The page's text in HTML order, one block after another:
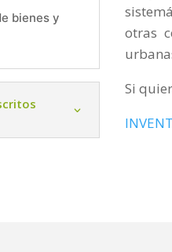
bienes y
otras
Si